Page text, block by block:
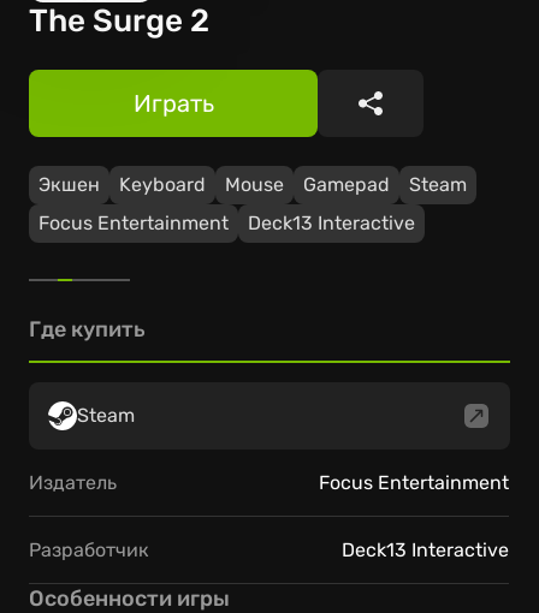
The Surge 2
Экшен Keyboard Mouse Gamepad
Steam
Focus Entertainment
Deck13 Interactive
Играть Поделиться
Где купить
Steam
Издатель Focus Entertainment
Разработчик Deck13 Interactive
Особенности игры